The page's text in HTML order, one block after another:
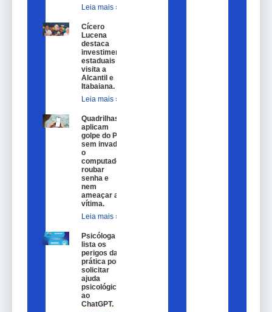
Leia mais »
Cícero
Lucena
destaca
investimentos
estaduais em
visita a
Alcantil e
Itabaiana.
Leia mais »
Quadrilhas
aplicam
golpe do Pix
sem invadir
o
computador,
roubar
senha e
nem
ameaçar a
vítima.
Leia mais »
Psicóloga
lista os
perigos da
prática por
solicitar
ajuda
psicológica
ao
ChatGPT.